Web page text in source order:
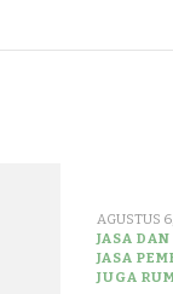
AGUSTUS
JASA
JASA
JUGA